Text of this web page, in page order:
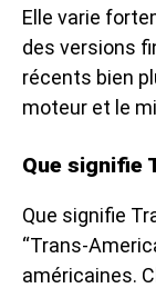
Elle varie
des versions
récents bien
moteur et le
Que signifie
Que signifie
“Trans-
américaines.